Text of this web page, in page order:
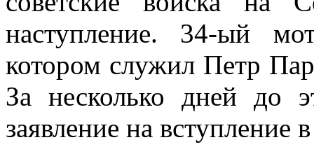
наступление. 34-ый
котором служил Петр
За несколько дней до
заявление на